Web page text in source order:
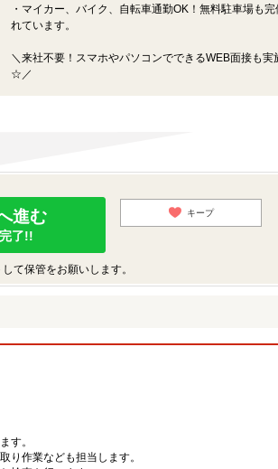
・マイカー、バイク、自転車通勤OK！無料駐車場も完
れています。
＼来社不要！スマホやパソコンでできるWEB面接も実
☆／
進む
了!!
キープ
て保管をお願いします。
す。
り作業なども担当します。